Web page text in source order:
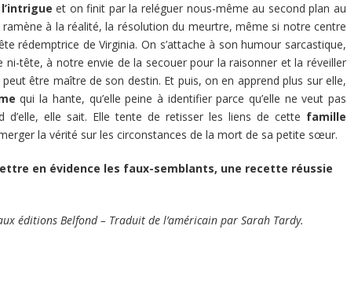
et on finit par la reléguer nous-même au second plan au
à la réalité, la résolution du meurtre, même si notre centre
rédemptrice de Virginia. On s’attache à son humour sarcastique,
ni-tête, à notre envie de la secouer pour la raisonner et la réveiller
être maître de son destin. Et puis, on en apprend plus sur elle,
qui la hante, qu’elle peine à identifier parce qu’elle ne veut pas
elle sait. Elle tente de retisser les liens de cette famille
la vérité sur les circonstances de la mort de sa petite sœur.
en évidence les faux-semblants, une recette réussie
éditions Belfond – Traduit de l’américain par Sarah Tardy.